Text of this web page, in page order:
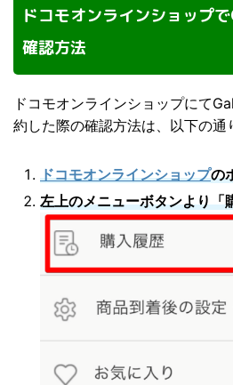
ドコモオンラインショップ
確認方法
ドコモオンラインショップにて
約した際の確認方法は、以下の通
ドコモオンラインショップの
左上のメニューボタンより「